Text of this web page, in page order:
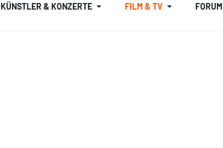
KÜNSTLER & KONZERTE FILM & TV FORUM